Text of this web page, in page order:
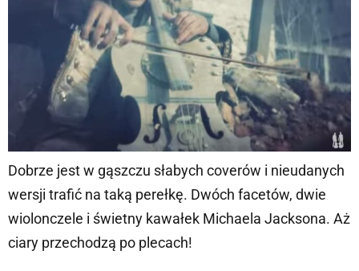
Dobrze jest w gąszczu słabych coverów i nieudanych
wersji trafić na taką perełkę. Dwóch facetów, dwie
wiolonczele i świetny kawałek Michaela Jacksona. Aż
ciary przechodzą po plecach!